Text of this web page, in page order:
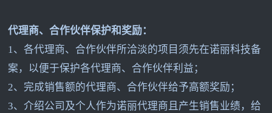
代理商、合作伙伴保护和奖励：
1、各代理商、合作伙伴所洽淡的项目须先在诺丽科技备
案，以便于保护各代理商、合作伙伴利益；
2、完成销售额的代理商、合作伙伴给予高额奖励；
3、介绍公司及个人作为诺丽代理商且产生销售业绩，给